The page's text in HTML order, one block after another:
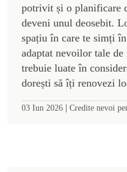
potrivit și o planificare
deveni unul deosebit.
spațiu în care te simți
adaptat nevoilor tale
trebuie luate în
dorești să îți renovezi
03 Iun 2026 | Credite nevoi